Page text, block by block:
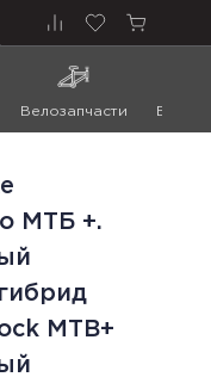
Велозапчасти
МТБ +.
MTB+